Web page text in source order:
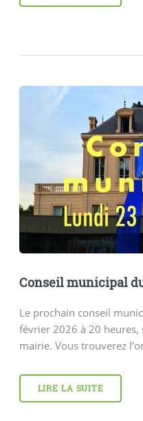
Conseil municipal
Le prochain conseil
février 2026 à 20
mairie. Vous trouverez
LIRE LA SUITE